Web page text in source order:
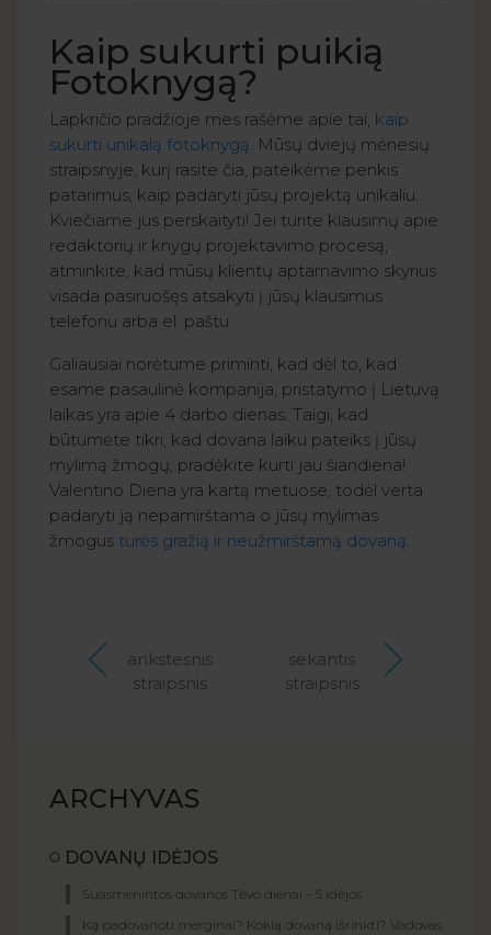
Kaip sukurti puikią
Fotoknygą?
Lapkričio pradžioje mes rašėme apie tai, kaip
sukurti unikalą fotoknygą. Mūsų dviejų mėnesių
straipsnyje, kurį rasite čia, pateikėme penkis
patarimus, kaip padaryti jūsų projektą unikaliu.
Kviečiame jus perskaityti! Jei turite klausimų apie
redaktorių ir knygų projektavimo procesą,
atminkite, kad mūsų klientų aptarnavimo skyrius
visada pasiruošęs atsakyti į jūsų klausimus
telefonu arba el. paštu.
Galiausiai norėtume priminti, kad dėl to, kad
esame pasaulinė kompanija, pristatymo į Lietuvą
laikas yra apie 4 darbo dienas. Taigi, kad
būtumėte tikri, kad dovana laiku pateiks į jūsų
mylimą žmogų, pradėkite kurti jau šiandiena!
Valentino Diena yra kartą metuose, todėl verta
padaryti ją nepamirštama o jūsų mylimas
žmogus turės gražią ir neužmirštamą dovaną.
ankstesnis
straipsnis
sekantis
straipsnis
ARCHYVAS
DOVANŲ IDĖJOS
Suasmenintos dovanos Tėvo dienai – 5 idėjos
Ką padovanoti merginai? Kokią dovaną išrinkti? Vadovas